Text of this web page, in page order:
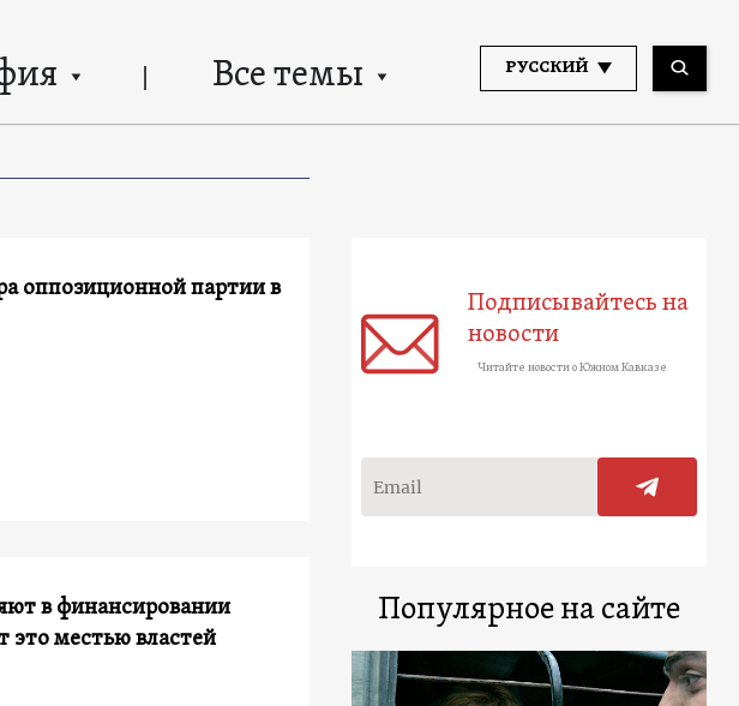
Все темы РУССКИЙ
оппозиционной партии в
в финансировании
это местью властей
Подписывайтесь на
новости
Читайте новости о Южном Кавказе
Популярное на сайте